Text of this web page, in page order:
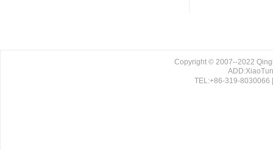
Copyright © 2007--2022
TEL:+86-319-8030066